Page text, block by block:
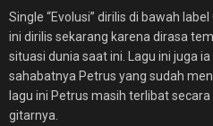
Single “Evolusi” dirilis di bawah
ini dirilis sekarang karena dirasa
situasi dunia saat ini. Lagu ini juga
sahabatnya Petrus yang sudah
lagu ini Petrus masih terlibat
gitarnya.